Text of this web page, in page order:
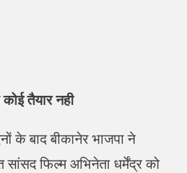
तैयार नही
के बाद बीकानेर भाजपा ने
फिल्म अभिनेता धर्मेंद्र को